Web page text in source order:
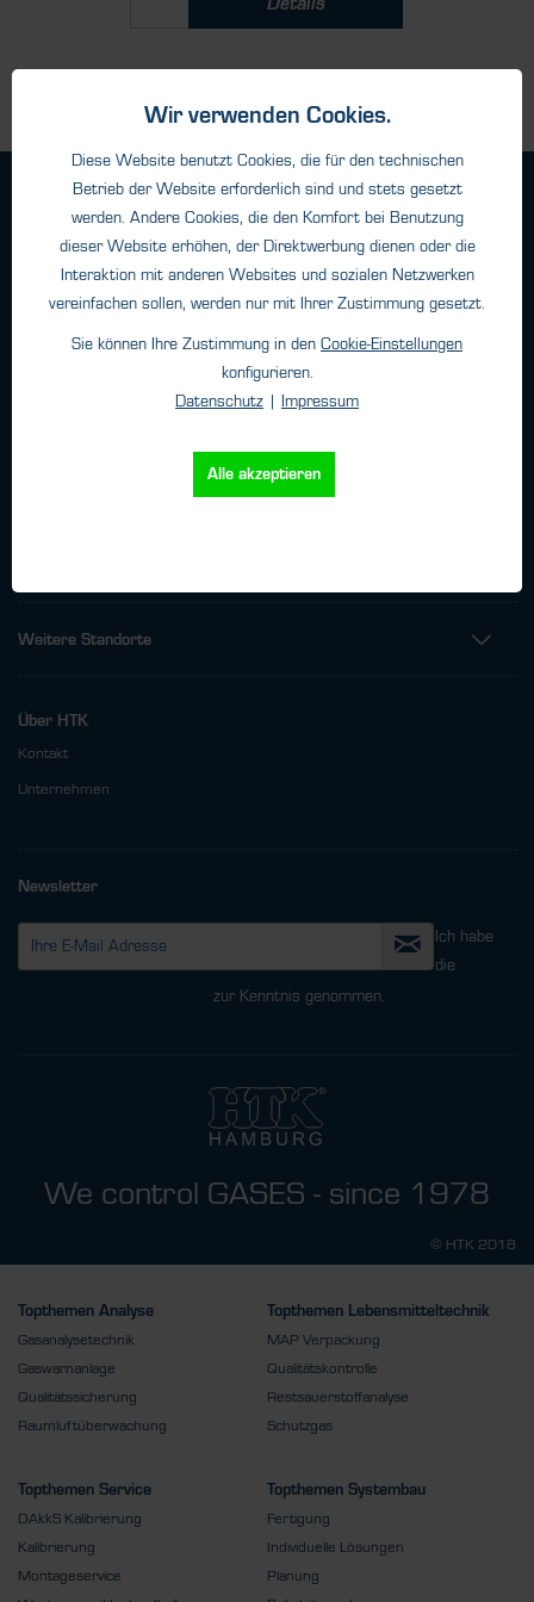
Details
Geschäftsbedingungen
Datenschutz
Impressum
Oehleckerring 32 • 22419 Hamburg
Telefon: +49 (0)40 - 600 38 38 - 0
Weitere Standorte
Über HTK
Kontakt
Unternehmen
Newsletter
Ich habe
die
zur Kenntnis genommen.
We control GASES - since 1978
© HTK 2018
Topthemen Analyse
Gasanalysetechnik
Gaswarnanlage
Qualitätssicherung
Raumluftüberwachung
Topthemen Lebensmitteltechnik
MAP Verpackung
Qualitätskontrolle
Restsauerstoffanalyse
Schutzgas
Topthemen Service
DAkkS Kalibrierung
Kalibrierung
Montageservice
Topthemen Systembau
Fertigung
Individuelle Lösungen
Planung
Wir verwenden Cookies.
Diese Website benutzt Cookies, die für den technischen
Betrieb der Website erforderlich sind und stets gesetzt
werden. Andere Cookies, die den Komfort bei Benutzung
dieser Website erhöhen, der Direktwerbung dienen oder die
Interaktion mit anderen Websites und sozialen Netzwerken
vereinfachen sollen, werden nur mit Ihrer Zustimmung gesetzt.
Sie können Ihre Zustimmung in den Cookie-Einstellungen
konfigurieren.
Datenschutz
Impressum
Alle akzeptieren